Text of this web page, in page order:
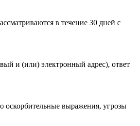
в течение 30 дней с
и (или) электронный адрес), ответ
оскорбительные выражения, угрозы